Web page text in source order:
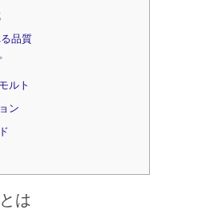
品質
ルト
ン
は